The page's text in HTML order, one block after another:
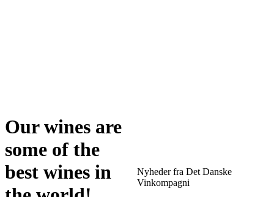
Our wines are
some of the
best wines in
Nyheder fra Det Danske
Vinkompagni